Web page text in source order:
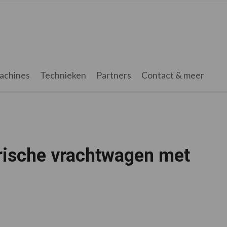
Technieken Partners Contact & meer
vrachtwagen met